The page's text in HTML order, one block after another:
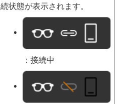
続状態が表示されます。
：接続中